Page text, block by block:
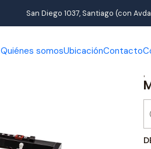
Quiénes somosUbicaciónContacto
San Diego 1037, Santiago (con
Productos Taca Taca Taca
|